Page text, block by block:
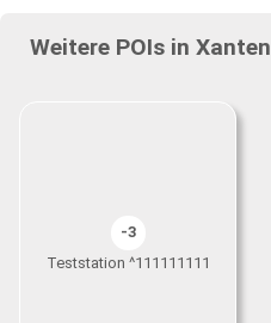
Weitere POIs in Xanten
-3
Teststation ^111111111